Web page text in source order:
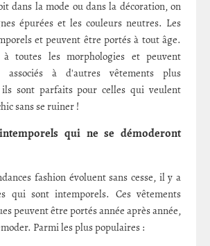
dans la mode ou dans la décoration, on
épurées et les couleurs neutres. Les
et peuvent être portés à tout âge.
à toutes les morphologies et peuvent
associés à d'autres vêtements plus
sont parfaits pour celles qui veulent
sans se ruiner !
qui ne se démoderont
fashion évoluent sans cesse, il y a
qui sont intemporels. Ces vêtements
peuvent être portés année après année,
Parmi les plus populaires :